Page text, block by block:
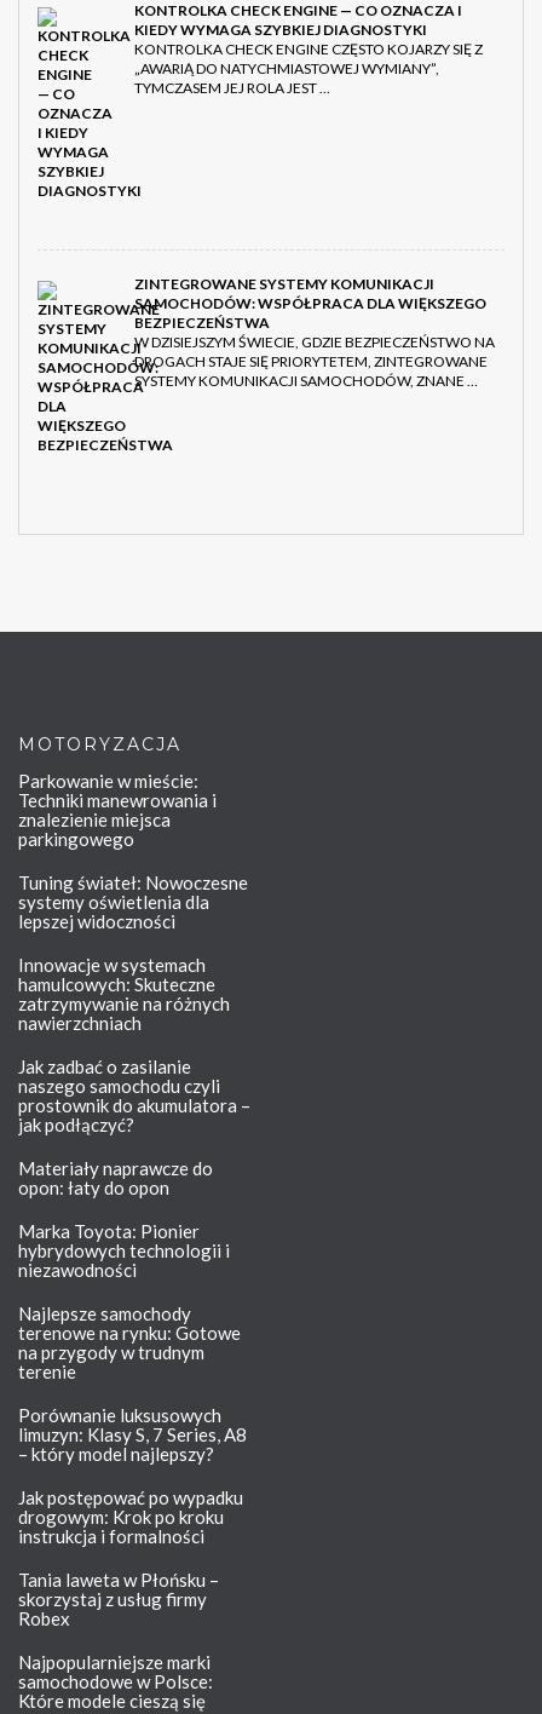
KONTROLKA CHECK ENGINE — CO OZNACZA I
KIEDY WYMAGA SZYBKIEJ DIAGNOSTYKI
KONTROLKA CHECK ENGINE CZĘSTO KOJARZY SIĘ Z
„AWARIĄ DO NATYCHMIASTOWEJ WYMIANY”,
TYMCZASEM JEJ ROLA JEST …
ZINTEGROWANE SYSTEMY KOMUNIKACJI
SAMOCHODÓW: WSPÓŁPRACA DLA WIĘKSZEGO
BEZPIECZEŃSTWA
W DZISIEJSZYM ŚWIECIE, GDZIE BEZPIECZEŃSTWO NA
DROGACH STAJE SIĘ PRIORYTETEM, ZINTEGROWANE
SYSTEMY KOMUNIKACJI SAMOCHODÓW, ZNANE …
MOTORYZACJA
Parkowanie w mieście:
Techniki manewrowania i
znalezienie miejsca
parkingowego
Tuning świateł: Nowoczesne
systemy oświetlenia dla
lepszej widoczności
Innowacje w systemach
hamulcowych: Skuteczne
zatrzymywanie na różnych
nawierzchniach
Jak zadbać o zasilanie
naszego samochodu czyli
prostownik do akumulatora –
jak podłączyć?
Materiały naprawcze do
opon: łaty do opon
Marka Toyota: Pionier
hybrydowych technologii i
niezawodności
Najlepsze samochody
terenowe na rynku: Gotowe
na przygody w trudnym
terenie
Porównanie luksusowych
limuzyn: Klasy S, 7 Series, A8
– który model najlepszy?
Jak postępować po wypadku
drogowym: Krok po kroku
instrukcja i formalności
Tania laweta w Płońsku –
skorzystaj z usług firmy
Robex
Najpopularniejsze marki
samochodowe w Polsce:
Które modele cieszą się